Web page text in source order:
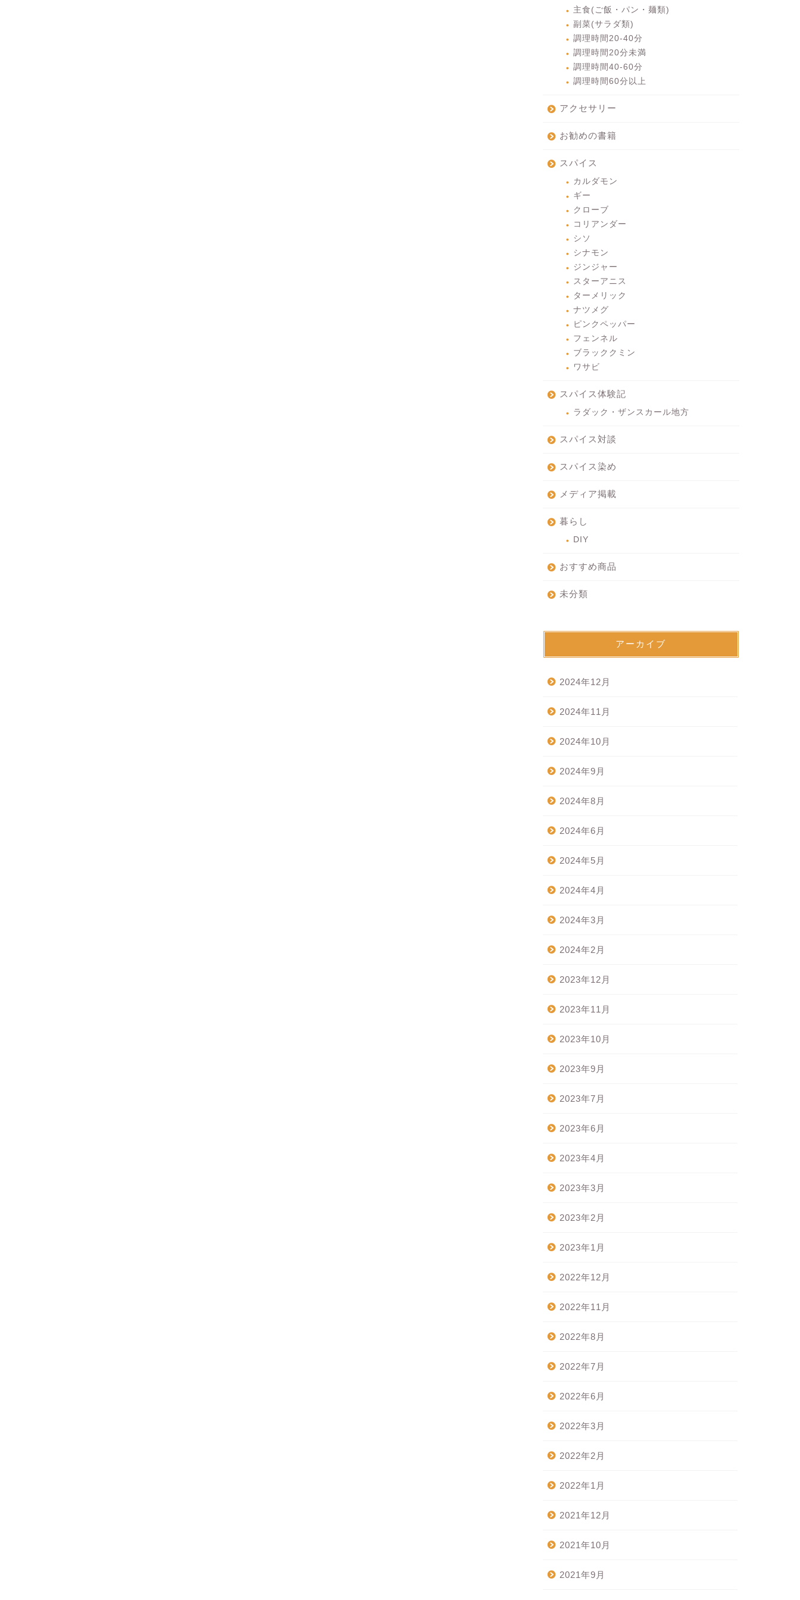
主食(ご飯・パン・麺類)
副菜(サラダ類)
調理時間20-40分
調理時間20分未満
調理時間40-60分
調理時間60分以上
アクセサリー
お勧めの書籍
スパイス
カルダモン
ギー
クローブ
コリアンダー
シソ
シナモン
ジンジャー
スターアニス
ターメリック
ナツメグ
ピンクペッパー
フェンネル
ブラッククミン
ワサビ
スパイス体験記
ラダック・ザンスカール地方
スパイス対談
スパイス染め
メディア掲載
暮らし
DIY
おすすめ商品
未分類
アーカイブ
2024年12月
2024年11月
2024年10月
2024年9月
2024年8月
2024年6月
2024年5月
2024年4月
2024年3月
2024年2月
2023年12月
2023年11月
2023年10月
2023年9月
2023年7月
2023年6月
2023年4月
2023年3月
2023年2月
2023年1月
2022年12月
2022年11月
2022年8月
2022年7月
2022年6月
2022年3月
2022年2月
2022年1月
2021年12月
2021年10月
2021年9月